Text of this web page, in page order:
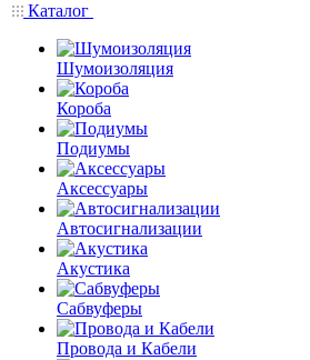
Каталог
Шумоизоляция
Короба
Подиумы
Аксессуары
Автосигнализации
Акустика
Сабвуферы
Провода и Кабели